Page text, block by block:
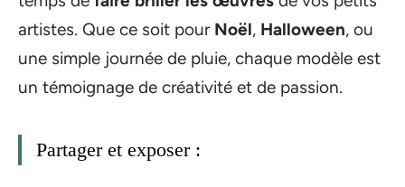
artistes. Que ce soit pour Noël, Halloween, ou
une simple journée de pluie, chaque modèle est
un témoignage de créativité et de passion.
Partager et exposer :